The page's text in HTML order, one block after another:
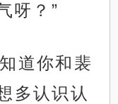
呀？”
道你和裴
多认识认